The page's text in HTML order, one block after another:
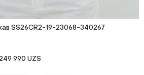
SS26CR2-19-23068-340267
990 UZS